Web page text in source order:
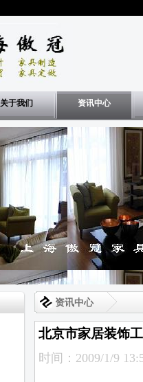
关于我们 资讯中心
资讯中心
北京市家居装饰
时间：2009/1/9